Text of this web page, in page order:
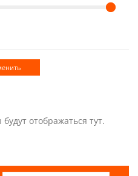
отображаться тут.